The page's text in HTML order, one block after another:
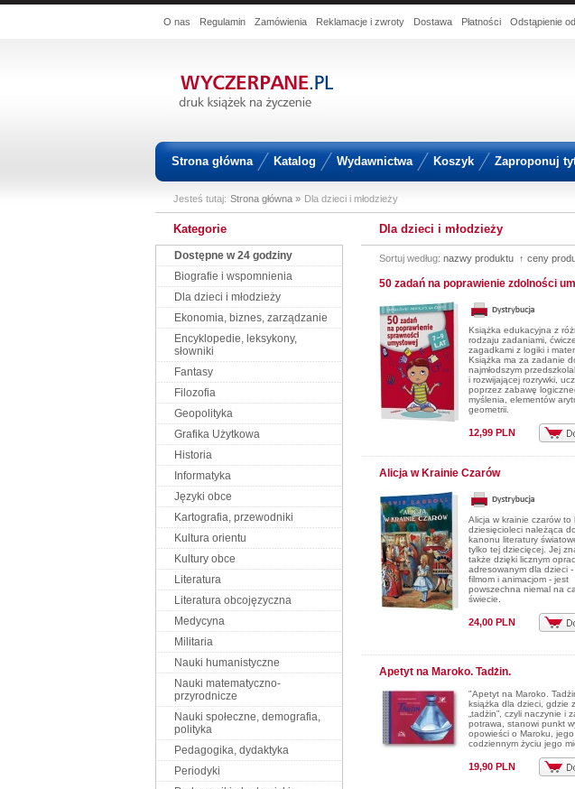
O nas Regulamin Zamówienia Reklamacje i zwroty Dostawa Płatności Odstąpienie
Strona główna Katalog Wydawnictwa Koszyk Zaproponuj
Jesteś tutaj: Strona główna » Dla dzieci i młodzieży
Kategorie
Dostępne w 24 godziny
Biografie i wspomnienia
Dla dzieci i młodzieży
Ekonomia, biznes, zarządzanie
Encyklopedie, leksykony,
słowniki
Fantasy
Filozofia
Geopolityka
Grafika Użytkowa
Historia
Informatyka
Języki obce
Kartografia, przewodniki
Kultura orientu
Kultury obce
Literatura
Literatura obcojęzyczna
Medycyna
Militaria
Nauki humanistyczne
Nauki matematyczno-
przyrodnicze
Nauki społeczne, demografia,
polityka
Pedagogika, dydaktyka
Periodyki
Dla dzieci i młodzieży
Sortuj według: nazwy produktu ↑ ceny
50 zadań na poprawienie zdolności
Książka edukacyjna z
rodzaju zadaniami,
zagadkami z logiki i
Książka ma za zadanie
najmłodszym
i rozwijającej rozrywki,
poprzez zabawę
myślenia, elementów
geometrii.
12,99 PLN
Alicja w Krainie Czarów
Alicja w krainie czarów to
dziesięcioleci należąca
kanonu literatury
tylko tej dziecięcej. Jej
także dzięki licznym
adresowanym dla dzieci -
filmom i animacjom - jest
powszechna niemal na
świecie.
24,00 PLN
Apetyt na Maroko. Tadżin.
"Apetyt na Maroko.
książka dla dzieci, gdzie
„tadżin”, czyli naczynie i
potrawa, stanowi punkt
opowieści o Maroku,
codziennym życiu jego
19,90 PLN